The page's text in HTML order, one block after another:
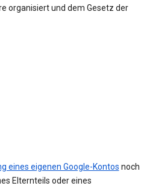
organisiert und dem Gesetz der
eines eigenen Google-Kontos
Elternteils oder eines